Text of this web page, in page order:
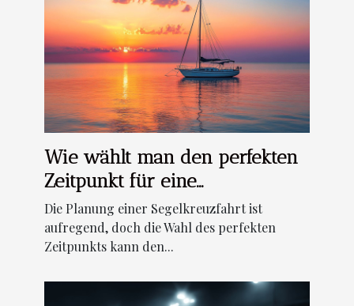
Wie wählt man den perfekten
Zeitpunkt für eine
Segelkreuzfahrt?
Die Planung einer Segelkreuzfahrt ist
aufregend, doch die Wahl des perfekten
Zeitpunkts kann den...